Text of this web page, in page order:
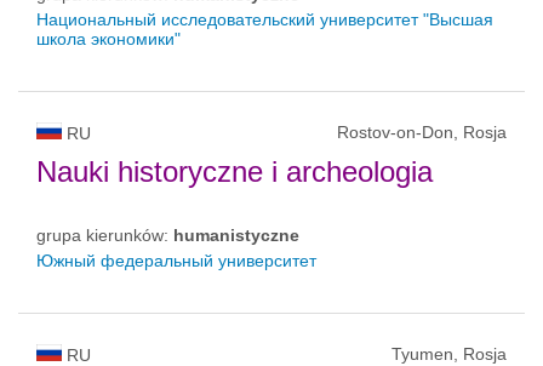
Национальный исследовательский университет "Высшая
школа экономики"
RU Rostov-on-Don, Rosja
Nauki historyczne i archeologia
grupa kierunków: humanistyczne
Южный федеральный университет
RU Tyumen, Rosja